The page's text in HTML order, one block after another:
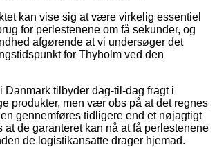
kan vise sig at være virkelig essentiel
for perlestenene om få sekunder, og
afgørende at vi undersøger det
for Thyholm ved den
Danmark tilbyder dag-til-dag fragt i
produkter, men vær obs på at det regnes
gennemføres tidligere end et nøjagtigt
at de garanteret kan nå at få perlestenene
de logistikansatte drager hjemad.